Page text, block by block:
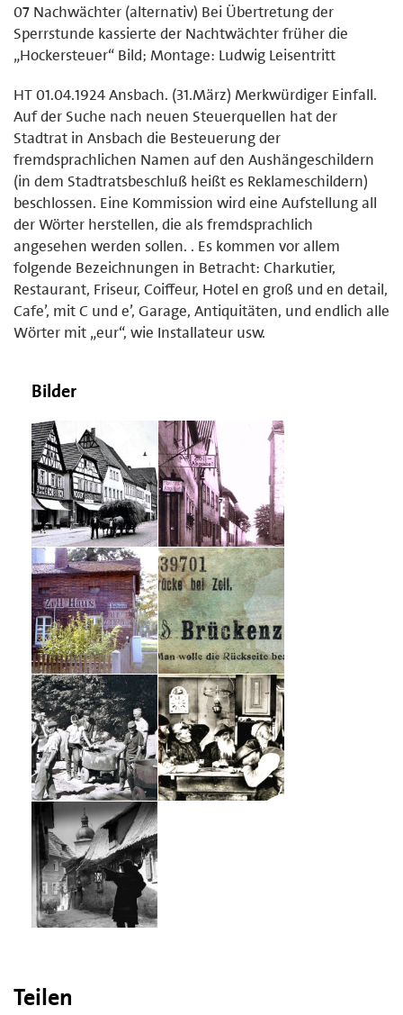
07 Nachwächter (alternativ) Bei Übertretung der
Sperrstunde kassierte der Nachtwächter früher die
„Hockersteuer“ Bild; Montage: Ludwig Leisentritt
HT 01.04.1924 Ansbach. (31.März) Merkwürdiger Einfall.
Auf der Suche nach neuen Steuerquellen hat der
Stadtrat in Ansbach die Besteuerung der
fremdsprachlichen Namen auf den Aushängeschildern
(in dem Stadtratsbeschluß heißt es Reklameschildern)
beschlossen. Eine Kommission wird eine Aufstellung all
der Wörter herstellen, die als fremdsprachlich
angesehen werden sollen. . Es kommen vor allem
folgende Bezeichnungen in Betracht: Charkutier,
Restaurant, Friseur, Coiffeur, Hotel en groß und en detail,
Cafe’, mit C und e’, Garage, Antiquitäten, und endlich alle
Wörter mit „eur“, wie Installateur usw.
Bilder
Teilen